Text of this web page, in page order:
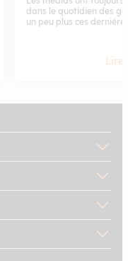
dans le quotidien des
un peu plus ces
principal rôle est et
de presse qui leur
sont les agences de
réputées au monde ?
Lire